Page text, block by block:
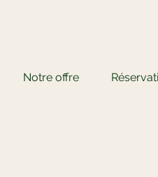
Notre offre